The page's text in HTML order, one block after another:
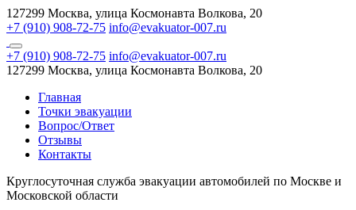
127299 Москва, улица Космонавта Волкова, 20
+7 (910) 908-72-75 info@evakuator-007.ru
+7 (910) 908-72-75 info@evakuator-007.ru
127299 Москва, улица Космонавта Волкова, 20
Главная
Точки эвакуации
Вопрос/Ответ
Отзывы
Контакты
Круглосуточная служба эвакуации автомобилей по Москве и
Московской области